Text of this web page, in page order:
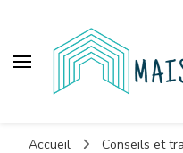
Accueil Conseils et